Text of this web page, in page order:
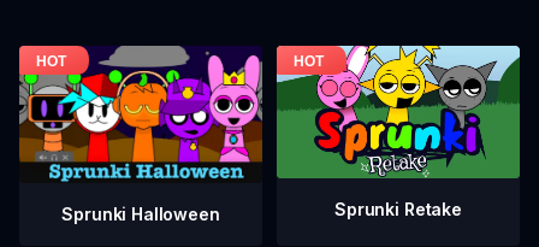
Sprunki Halloween Sprunki Retake